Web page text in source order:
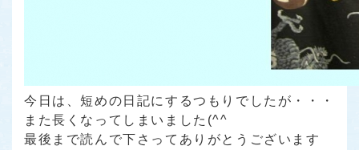
今日は、短めの日記にするつもりでしたが・・・
また長くなってしまいました(^^ゞ
最後まで読んで下さってありがとうございます